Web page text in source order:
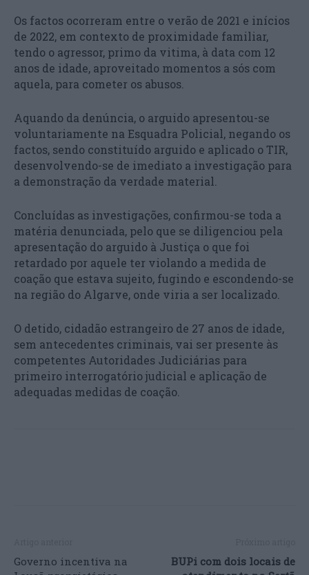
Os factos ocorreram entre o verão de 2021 e inícios
de 2022, em contexto de proximidade familiar,
tendo o agressor, primo da vitima, à data com 12
anos de idade, aproveitado momentos a sós com
aquela, para cometer os abusos.
Aquando da denúncia, o arguido apresentou-se
voluntariamente na Esquadra Policial, negando os
factos, sendo constituído arguido e aplicado o TIR,
desenvolvendo-se de imediato a investigação para
a demonstração da verdade material.
Concluídas as investigações, confirmou-se toda a
matéria denunciada, pelo que se diligenciou pela
apresentação do arguido à Justiça o que foi
retardado por aquele ter violando a medida de
coação que estava sujeito, fugindo e escondendo-se
na região do Algarve, onde viria a ser localizado.
O detido, cidadão estrangeiro de 27 anos de idade,
sem antecedentes criminais, vai ser presente às
competentes Autoridades Judiciárias para
primeiro interrogatório judicial e aplicação de
adequadas medidas de coação.
Governo incentiva na
BUPi com dois locais de